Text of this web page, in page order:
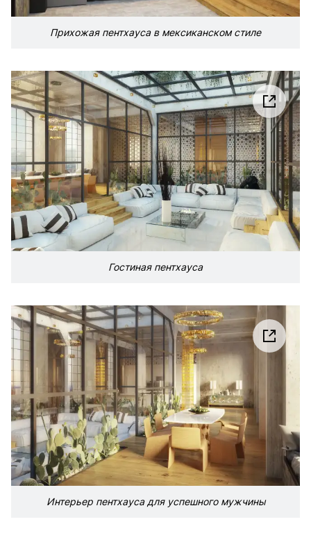
Прихожая пентхауса в мексиканском стиле
Гостиная пентхауса
Интерьер пентхауса для успешного мужчины